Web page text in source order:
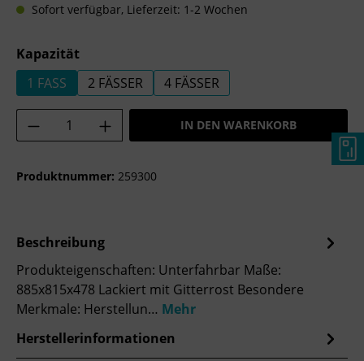
Sofort verfügbar, Lieferzeit: 1-2 Wochen
Kapazitätauswählen
1 FASS
2 FÄSSER 4 FÄSSER
Produkt Anzahl: Gib den gewünschten
IN DEN WARENKORB
Produktnummer: 259300
Beschreibung
Produkteigenschaften: Unterfahrbar Maße:
885x815x478 Lackiert mit Gitterrost Besondere
Merkmale: Herstellun… Mehr
Herstellerinformationen